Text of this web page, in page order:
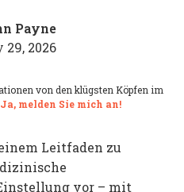
Payne
29, 2026
von den klügsten Köpfen im
Ja, melden Sie mich an!
Leitfaden zu
vor – mit